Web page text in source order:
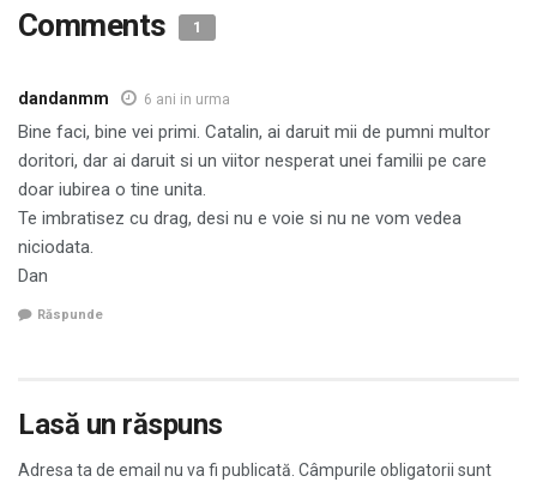
Comments 1
dandanmm 6 ani in urma
Bine faci, bine vei primi. Catalin, ai daruit mii de pumni multor
doritori, dar ai daruit si un viitor nesperat unei familii pe care
doar iubirea o tine unita.
Te imbratisez cu drag, desi nu e voie si nu ne vom vedea
niciodata.
Dan
Răspunde
Lasă un răspuns
Adresa ta de email nu va fi publicată. Câmpurile obligatorii sunt